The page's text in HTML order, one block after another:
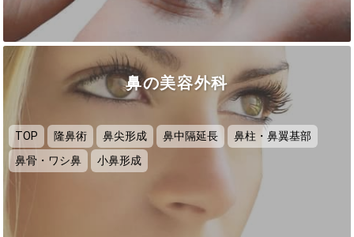
鼻の美容外科
TOP 隆鼻術 鼻尖形成 鼻中隔延長
鼻柱・鼻翼基部
鼻骨・ワシ鼻
小鼻形成